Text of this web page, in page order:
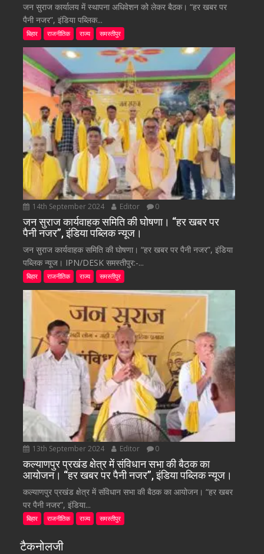
जन सुराज कार्यालय में स्थापना अधिवेशन को लेकर बैठक। “हर खबर पर
पैनी नजर”, इंडिया पब्लिक...
बिहार राजनीतिक राज्य समस्तीपुर
14th September 2024 Editor 0
जन सुराज कार्यवाहक समिति की घोषणा। “हर खबर पर
पैनी नजर”, इंडिया पब्लिक न्यूज।
जन सुराज कार्यवाहक समिति की घोषणा। “हर खबर पर पैनी नजर”, इंडिया
पब्लिक न्यूज। IPN/DESK समस्तीपुर:-...
बिहार राजनीतिक राज्य समस्तीपुर
13th September 2024 Editor 0
कल्याणपुर प्रखंड क्षेत्र में संविधान सभा की बैठक का
आयोजन। “हर खबर पर पैनी नजर”, इंडिया पब्लिक न्यूज।
कल्याणपुर प्रखंड क्षेत्र में संविधान सभा की बैठक का आयोजन। “हर खबर
पर पैनी नजर”, इंडिया...
बिहार राजनीतिक राज्य समस्तीपुर
टैकनोलजी